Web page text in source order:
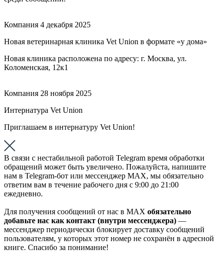
Компания 4 декабря 2025
Новая ветеринарная клиника Vet Union в формате «у дома»
Новая клиника расположена по адресу: г. Москва, ул.
Коломенская, 12к1
Компания 28 ноября 2025
Интернатура Vet Union
Приглашаем в интернатуру Vet Union!
В связи с нестабильной работой Telegram время обработки
обращений может быть увеличено. Пожалуйста, напишите
нам в Telegram-бот или мессенджер МАХ, мы обязательно
ответим вам в течение рабочего дня с 9:00 до 21:00
ежедневно.
Для получения сообщений от нас в МАХ обязательно
добавьте нас как контакт (внутри мессенджера) —
мессенджер периодически блокирует доставку сообщений
пользователям, у которых этот номер не сохранён в адресной
книге. Спасибо за понимание!